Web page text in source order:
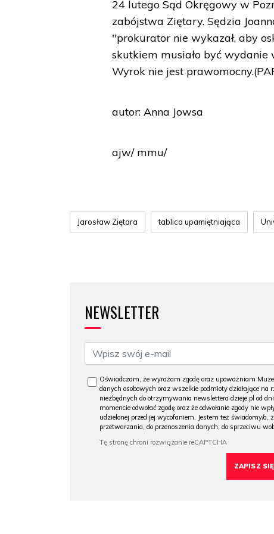
24 lutego Sąd Okręgowy w
zabójstwa Ziętary. Sędzia
"prokurator nie wykazał, aby
skutkiem musiało być
Wyrok nie jest
autor: Anna Jowsa
ajw/ mmu/
Jarosław Ziętara tablica upamiętniająca
NEWSLETTER
Oświadczam, że wyrażam zgodę oraz upoważniam
danych osobowych oraz wszelkie podmioty działające
niezbędnych do otrzymywania newslettera dzieje.pl od
momencie odwołać zgodę oraz że odwołanie zgody nie
udzielonej przed jej wycofaniem. Jestem też świadomy/a,
przetwarzania, do przenoszenia danych, do sprzeciwu